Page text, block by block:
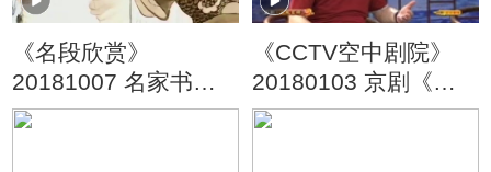
《名段欣赏》
20181007 名家书场
评书《三国演义》
《CCTV空中剧院》
20180103 京剧《龙
凤呈祥》（访谈）